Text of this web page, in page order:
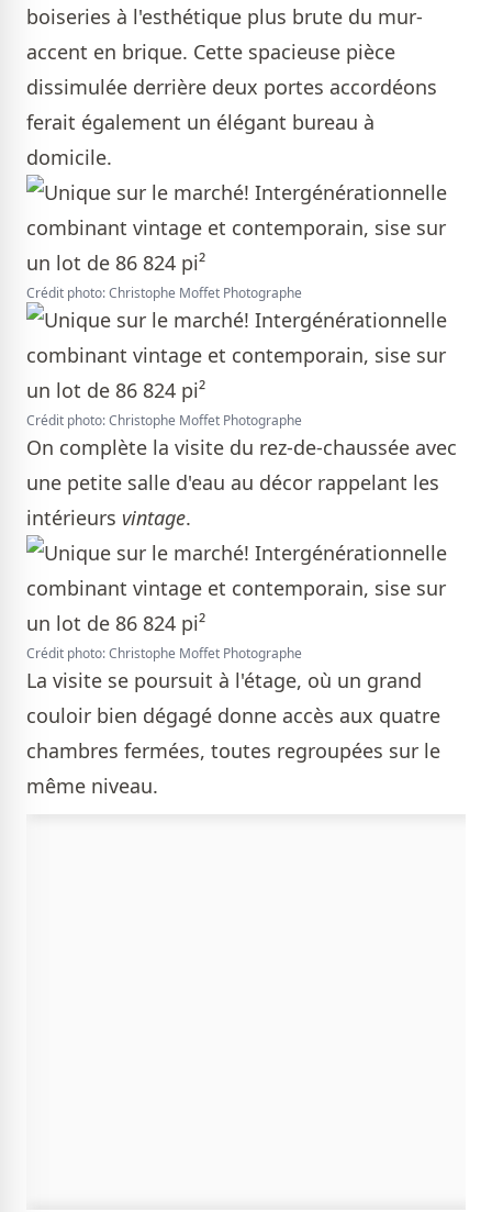
boiseries à l'esthétique plus brute du mur-
accent en brique. Cette spacieuse pièce
dissimulée derrière deux portes accordéons
ferait également un élégant bureau à
domicile.
Crédit photo: Christophe Moffet Photographe
Crédit photo: Christophe Moffet Photographe
On complète la visite du rez-de-chaussée avec
une petite salle d'eau au décor rappelant les
intérieurs vintage.
Crédit photo: Christophe Moffet Photographe
La visite se poursuit à l'étage, où un grand
couloir bien dégagé donne accès aux quatre
chambres fermées, toutes regroupées sur le
même niveau.